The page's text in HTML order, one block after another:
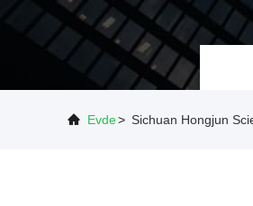
Evde> Sichuan Hongjun